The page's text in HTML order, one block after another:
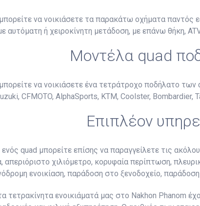
να νοικιάσετε τα παρακάτω οχήματα
αυτόματη ή χειροκίνητη μετάδοση, με επάνω θήκη,
Μοντέλα quad
να νοικιάσετε ένα τετράτροχο ποδήλατο
CFMOTO, AlphaSports, KTM, Coolster, Bombardier,
Επιπλέον
quad μπορείτε επίσης να παραγγείλετε τις
απεριόριστο χιλιόμετρο, κορυφαία περίπτωση,
ενοικίαση, παράδοση στο ξενοδοχείο,
τετρακίνητα ενοικιάματά μας στο Nakhon Phanom